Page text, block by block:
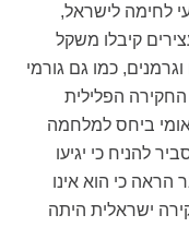
לחימה לישראל,
קיבלו משקל
כמו גם גורמי
הפלילית
ביחס למלחמה
להניח כי יגיעו
כי הוא אינו
ישראלית היתה